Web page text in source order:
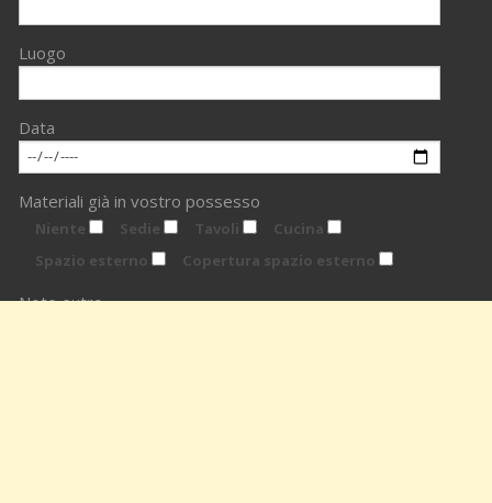
Luogo
Data
Materiali già in vostro possesso
Niente Sedie Tavoli
Cucina
Spazio esterno
Copertura spazio esterno
Note extra